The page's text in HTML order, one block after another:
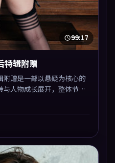
99:17
辑附赠
赠是一部以悬疑为核心的
人物成长展开，整体节奏